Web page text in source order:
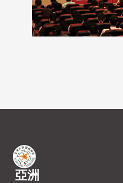
亞洲